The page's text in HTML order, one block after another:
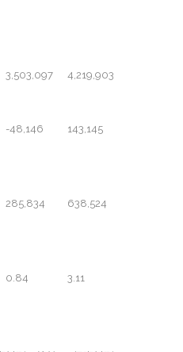
3,503,097 4,219,903
-48,146 143,145
285,834 638,524
0.84 3.11